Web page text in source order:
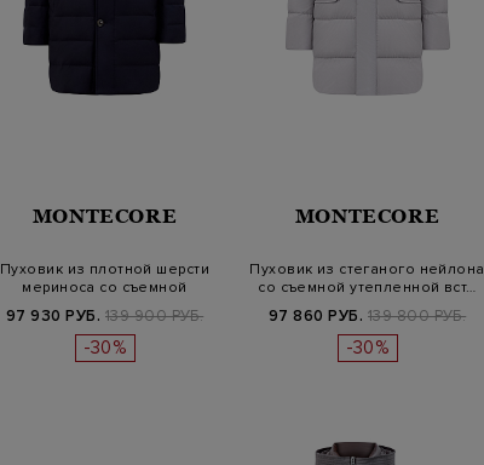
MONTECORE
Пуховик из плотной шерсти
мериноса со съемной
нейлонов…
97 930 РУБ. 139 900 РУБ.
-30%
MONTECORE
Пуховик из стеганого нейлона
со съемной утепленной вст…
97 860 РУБ. 139 800 РУБ.
-30%